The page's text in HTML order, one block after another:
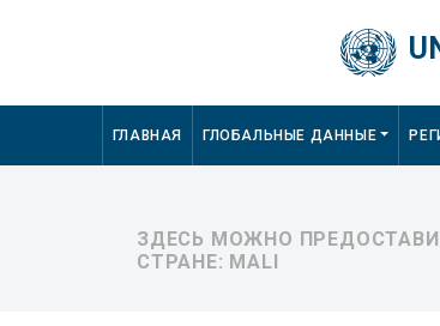
Main navigation
ГЛАВНАЯ ГЛОБАЛЬНЫЕ ДАННЫЕ
ЗДЕСЬ МОЖНО
СТРАНЕ: MALI